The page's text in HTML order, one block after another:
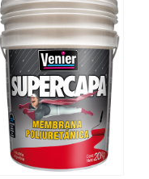
1,25kg
20 kg
5 kg